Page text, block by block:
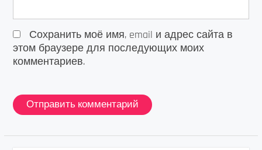
Сохранить моё имя, email и адрес сайта в
этом браузере для последующих моих
комментариев.